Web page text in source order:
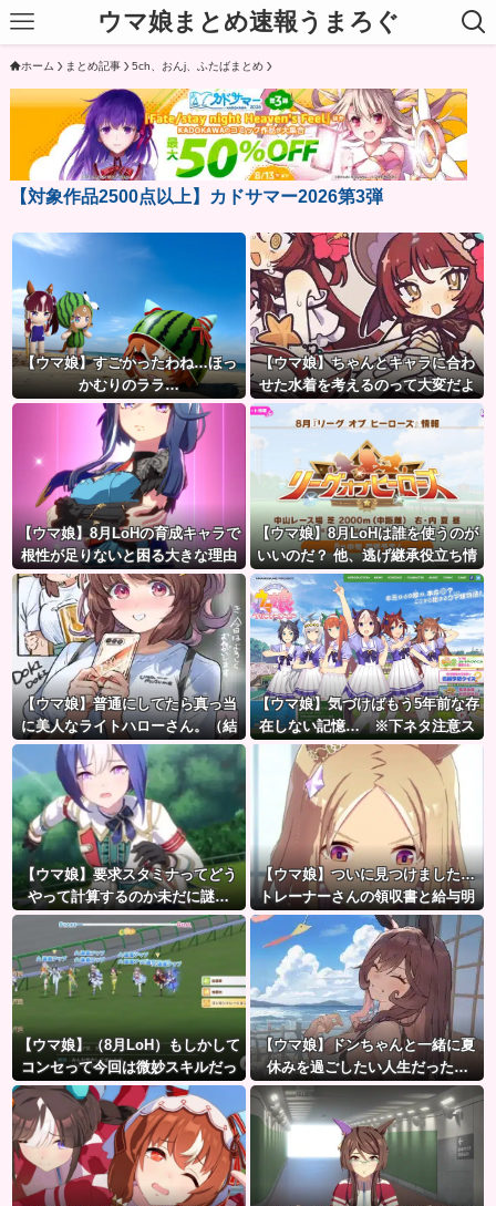
ウマ娘まとめ速報うまろぐ
ホーム まとめ記事 5ch、おんj、ふたばまとめ
【対象作品2500点以上】カドサマー2026第3弾
【ウマ娘】すごかったわね…ほっ
かむりのララ…
【ウマ娘】ちゃんとキャラに合わ
せた水着を考えるのって大変だよ
ね。
【ウマ娘】8月LoHの育成キャラで
根性が足りないと困る大きな理由
がこちら。←「不調を考慮すると1
021必要」
【ウマ娘】8月LoHは誰を使うのが
いいのだ？ 他、逃げ継承役立ち情
報など
【ウマ娘】普通にしてたら真っ当
に美人なライトハローさん。（結
局飲んでしまう）
【ウマ娘】気づけばもう5年前な存
在しない記憶… ※下ネタ注意ス
レ
【ウマ娘】要求スタミナってどう
やって計算するのか未だに謎…
【ウマ娘】ついに見つけました…
トレーナーさんの領収書と給与明
細！！
【ウマ娘】（8月LoH）もしかして
コンセって今回は微妙スキルだっ
たりするか？
【ウマ娘】ドンちゃんと一緒に夏
休みを過ごしたい人生だった…